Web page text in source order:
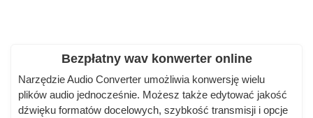
Bezpłatny wav konwerter online
Narzędzie Audio Converter umożliwia konwersję wielu
plików audio jednocześnie. Możesz także edytować jakość
dźwięku formatów docelowych, szybkość transmisji i opcje